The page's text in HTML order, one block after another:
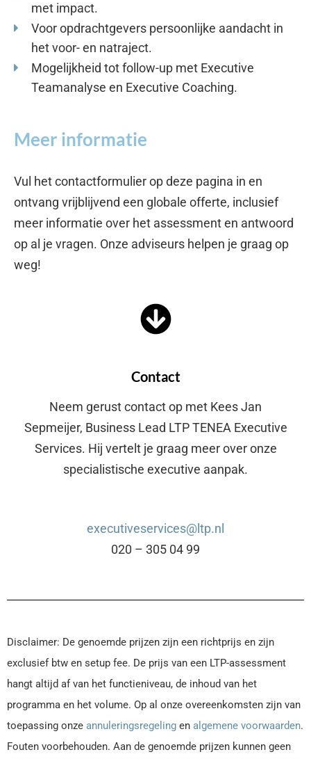
met impact.
Voor opdrachtgevers persoonlijke aandacht in
het voor- en natraject.
Mogelijkheid tot follow-up met Executive
Teamanalyse en Executive Coaching.
Meer informatie
Vul het contactformulier op deze pagina in en
ontvang vrijblijvend een globale offerte, inclusief
meer informatie over het assessment en antwoord
op al je vragen. Onze adviseurs helpen je graag op
weg!
Contact
Neem gerust contact op met Kees Jan
Sepmeijer, Business Lead LTP TENEA Executive
Services. Hij vertelt je graag meer over onze
specialistische executive aanpak.
executiveservices@ltp.nl
020 – 305 04 99
Disclaimer: De genoemde prijzen zijn een richtprijs en zijn
exclusief btw en setup fee. De prijs van een LTP-assessment
hangt altijd af van het functieniveau, de inhoud van het
programma en het volume. Op al onze overeenkomsten zijn van
toepassing onze annuleringsregeling en algemene voorwaarden.
Fouten voorbehouden. Aan de genoemde prijzen kunnen geen